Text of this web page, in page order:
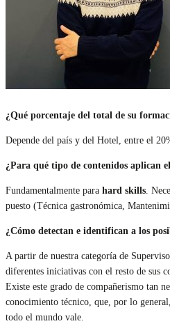
¿Qué porcentaje del total de su
Depende del país y del Hotel, entre el
¿Para qué tipo de contenidos aplican
Fundamentalmente para hard skills .
puesto (Técnica gastronómica,
¿Cómo detectan e identifican a los
A partir de nuestra categoría de
diferentes iniciativas con el resto de sus
Existe este grado de compañerismo tan
conocimiento técnico, que, por lo
todo el mundo vale.